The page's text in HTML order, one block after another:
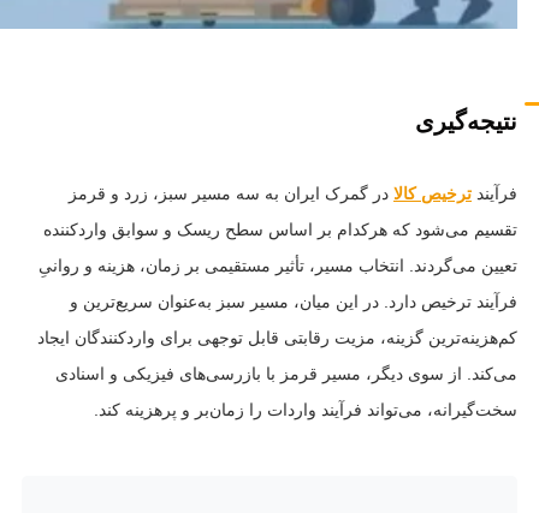
نتیجه‌گیری
فرآیند ترخیص کالا در گمرک ایران به سه مسیر سبز، زرد و قرمز
تقسیم می‌شود که هرکدام بر اساس سطح ریسک و سوابق واردکننده
تعیین می‌گردند. انتخاب مسیر، تأثیر مستقیمی بر زمان، هزینه و روانیِ
فرآیند ترخیص دارد. در این میان، مسیر سبز به‌عنوان سریع‌ترین و
کم‌هزینه‌ترین گزینه، مزیت رقابتی قابل توجهی برای واردکنندگان ایجاد
می‌کند. از سوی دیگر، مسیر قرمز با بازرسی‌های فیزیکی و اسنادی
سخت‌گیرانه، می‌تواند فرآیند واردات را زمان‌بر و پرهزینه کند.